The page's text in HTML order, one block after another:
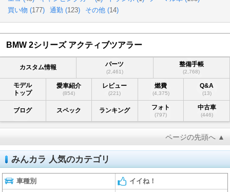
買い物 (177) 通勤 (123) その他 (14)
BMW 2シリーズ アクティブツアラー
カスタム情報 パーツ
(2,461)
整備手帳
(2,768)
モデル
トップ
愛車紹介
(854)
レビュー
(221)
燃費
(4,375)
Q&A
(13)
ブログ スペック ランキング フォト
(797)
中古車
(446)
ページの先頭へ ▲
みんカラ 人気のカテゴリ
車種別 イイね！